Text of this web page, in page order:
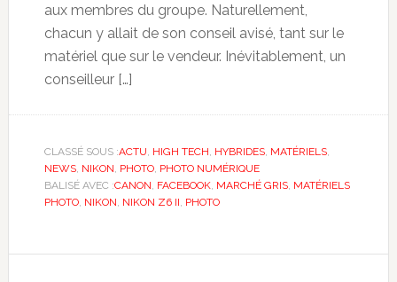
aux membres du groupe. Naturellement,
chacun y allait de son conseil avisé, tant sur le
matériel que sur le vendeur. Inévitablement, un
conseilleur […]
CLASSÉ SOUS :ACTU HIGH TECH HYBRIDES, MATÉRIELS,
NEWS, NIKON PHOTO, PHOTO NUMÉRIQUE
BALISÉ AVEC :CANON FACEBOOK, MARCHÉ GRIS, MATÉRIELS
PHOTO, NIKON NIKON Z6 II PHOTO